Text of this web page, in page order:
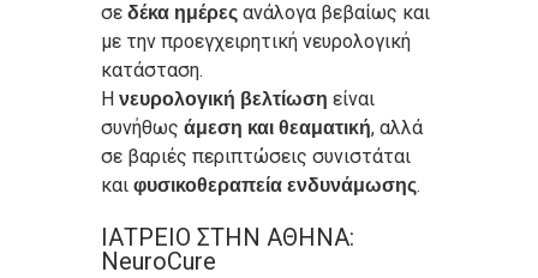
σε δέκα ημέρες ανάλογα βεβαίως και
με την προεγχειρητική νευρολογική
κατάσταση.
Η νευρολογική βελτίωση είναι
συνήθως άμεση και θεαματική, αλλά
σε βαριές περιπτώσεις συνιστάται
και φυσικοθεραπεία ενδυνάμωσης.
ΙΑΤΡΕΙΟ ΣΤΗΝ ΑΘΗΝΑ:
NeuroCure